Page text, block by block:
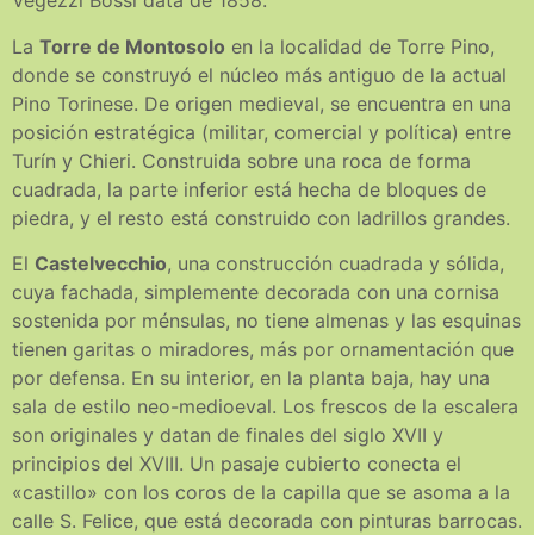
La Torre de Montosolo en la localidad de Torre Pino,
donde se construyó el núcleo más antiguo de la actual
Pino Torinese. De origen medieval, se encuentra en una
posición estratégica (militar, comercial y política) entre
Turín y Chieri. Construida sobre una roca de forma
cuadrada, la parte inferior está hecha de bloques de
piedra, y el resto está construido con ladrillos grandes.
El Castelvecchio, una construcción cuadrada y sólida,
cuya fachada, simplemente decorada con una cornisa
sostenida por ménsulas, no tiene almenas y las esquinas
tienen garitas o miradores, más por ornamentación que
por defensa. En su interior, en la planta baja, hay una
sala de estilo neo-medioeval. Los frescos de la escalera
son originales y datan de finales del siglo XVII y
principios del XVIII. Un pasaje cubierto conecta el
«castillo» con los coros de la capilla que se asoma a la
calle S. Felice, que está decorada con pinturas barrocas.